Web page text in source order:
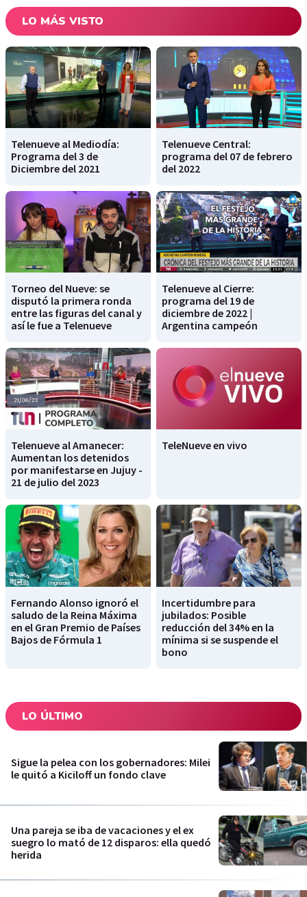
LO MÁS VISTO
Telenueve al Mediodía:
Programa del 3 de
Diciembre del 2021
Telenueve Central:
programa del 07 de febrero
del 2022
Torneo del Nueve: se
disputó la primera ronda
entre las figuras del canal y
así le fue a Telenueve
Telenueve al Cierre:
programa del 19 de
diciembre de 2022 |
Argentina campeón
Telenueve al Amanecer:
Aumentan los detenidos
por manifestarse en Jujuy -
21 de julio del 2023
TeleNueve en vivo
Fernando Alonso ignoró el
saludo de la Reina Máxima
en el Gran Premio de Países
Bajos de Fórmula 1
Incertidumbre para
jubilados: Posible
reducción del 34% en la
mínima si se suspende el
bono
LO ÚLTIMO
Sigue la pelea con los gobernadores: Milei
le quitó a Kiciloff un fondo clave
Una pareja se iba de vacaciones y el ex
suegro lo mató de 12 disparos: ella quedó
herida